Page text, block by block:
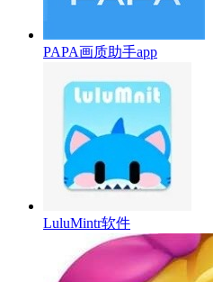
PAPA画质助手app
LuluMintr软件